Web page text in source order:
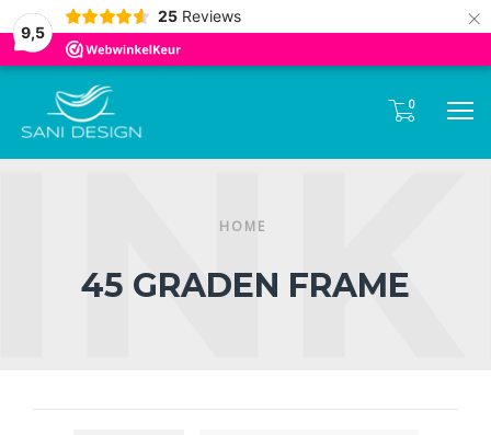
9,5
25 Reviews ×
085- 0600 330
0
HOME
45 GRADEN FRAME